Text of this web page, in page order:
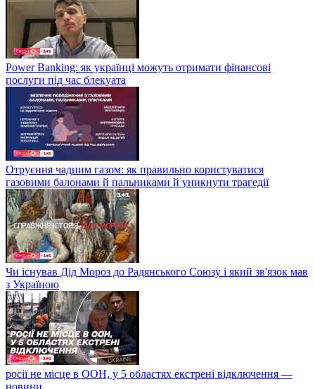
Power Banking: як українці можуть отримати фінансові
послуги під час блекуата
Отруєння чадним газом: як правильно користуватися
газовими балонами й пальниками й уникнути трагедії
Чи існував Дід Мороз до Радянського Союзу і який зв'язок мав
з Україною
росії не місце в ООН, у 5 областях екстрені відключення —
новини